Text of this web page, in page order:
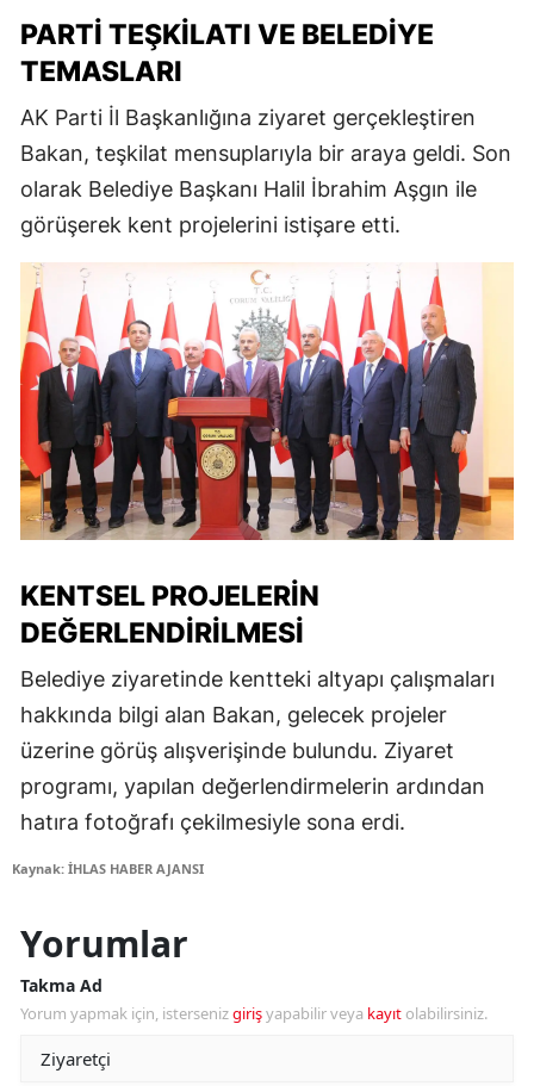
PARTI TEŞKILATI VE BELEDIYE
TEMASLARI
AK Parti İl Başkanlığına ziyaret gerçekleştiren
Bakan, teşkilat mensuplarıyla bir araya geldi. Son
olarak Belediye Başkanı Halil İbrahim Aşgın ile
görüşerek kent projelerini istişare etti.
KENTSEL PROJELERIN
DEĞERLENDIRILMESI
Belediye ziyaretinde kentteki altyapı çalışmaları
hakkında bilgi alan Bakan, gelecek projeler
üzerine görüş alışverişinde bulundu. Ziyaret
programı, yapılan değerlendirmelerin ardından
hatıra fotoğrafı çekilmesiyle sona erdi.
Kaynak: İHLAS HABER AJANSI
Yorumlar
Takma Ad
Yorum yapmak için, istersenizgirişyapabilir veya kayıt olabilirsiniz.